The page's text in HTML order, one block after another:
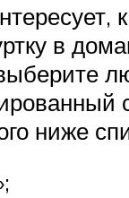
в
ниже